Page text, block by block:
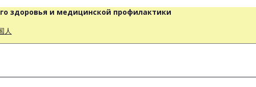
здоровья и медицинской профилактики
人